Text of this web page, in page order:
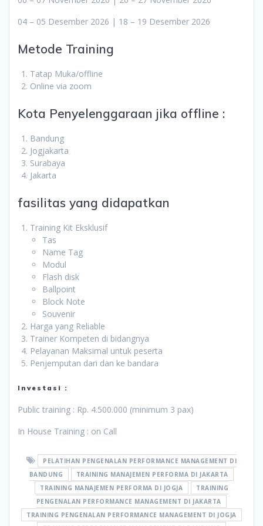
04 – 05 Desember 2026 | 18 – 19 Desember 2026
Metode Training
Tatap Muka/offline
Online via zoom
Kota Penyelenggaraan jika offline :
Bandung
Jogjakarta
Surabaya
Jakarta
fasilitas yang didapatkan
Training Kit Eksklusif
Tas
Name Tag
Modul
Flash disk
Ballpoint
Block Note
Souvenir
Harga yang Reliable
Trainer Kompeten di bidangnya
Pelayanan Maksimal untuk peserta
Penjemputan dari dan ke bandara
Investasi :
Public training : Rp. 4.500.000 (minimum 3 pax)
In House Training : on Call
PELATIHAN PENGENALAN PERFORMANCE MANAGEMENT DI
BANDUNG
TRAINING MANAJEMEN PERFORMA DI JAKARTA
TRAINING MANAJEMEN PERFORMA DI JOGJA
TRAINING
PENGENALAN PERFORMANCE MANAGEMENT DI JAKARTA
TRAINING PENGENALAN PERFORMANCE MANAGEMENT DI JOGJA